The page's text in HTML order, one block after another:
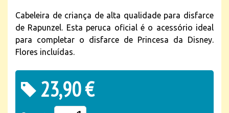
Cabeleira de criança de alta qualidade para disfarce
de Rapunzel. Esta peruca oficial é o acessório ideal
para completar o disfarce de Princesa da Disney.
Flores incluídas.
23,90 €